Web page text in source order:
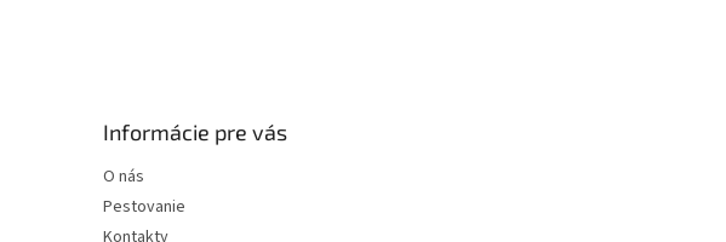
Informácie pre vás
O nás
Pestovanie